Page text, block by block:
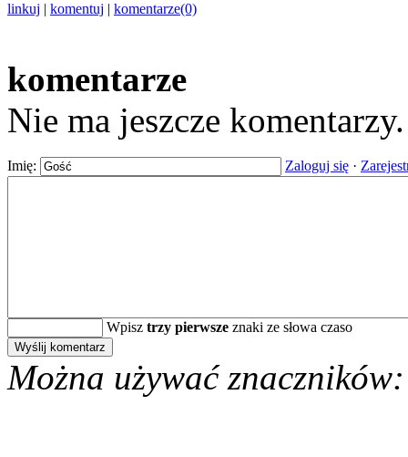
linkuj | komentuj | komentarze(0)
komentarze
Nie ma jeszcze
Imię: Zaloguj się ·
Wpisz trzy pierwsze znaki ze słowa czaso
Można używać znaczników: